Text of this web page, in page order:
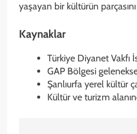
yaşayan bir kültürün
Kaynaklar
Türkiye Diyanet Vakfı
GAP Bölgesi
Şanlıurfa yerel kültür
Kültür ve turizm